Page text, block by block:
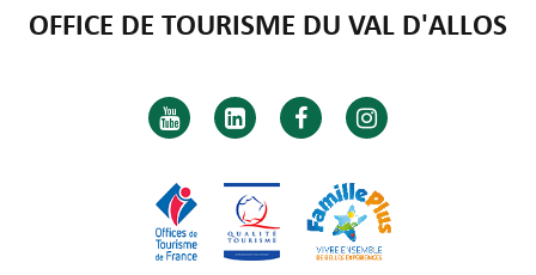
OFFICE DE TOURISME DU VAL D'ALLOS